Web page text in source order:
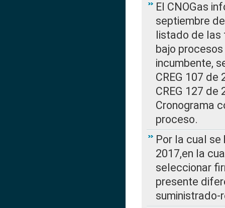
El CNOGas
septiembre
listado de las
bajo
incumbente,
CREG 107
CREG 127 de
Cronograma
proceso.
Por la cual se
2017,en la
seleccionar
presente